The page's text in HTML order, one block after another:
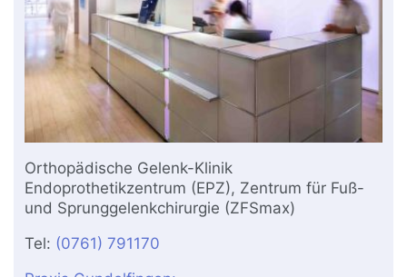
Orthopädische Gelenk-Klinik
Endoprothetikzentrum (EPZ), Zentrum für Fuß-
und Sprunggelenkchirurgie (ZFSmax)
Tel: (0761) 791170